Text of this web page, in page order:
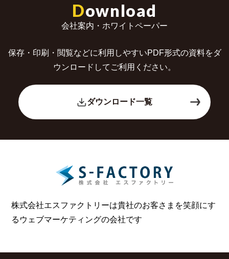
Download
会社案内・ホワイトペーパー
保存・印刷・閲覧などに利用しやすいPDF形式の資料をダ
ウンロードしてご利用ください。
ダウンロード一覧
株式会社エスファクトリーは貴社のお客さまを笑顔にす
る ウェブマーケティングの会社です